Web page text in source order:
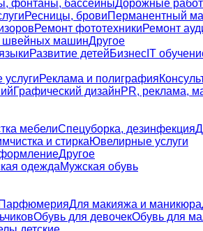
фонтаны, бассейныДорожные
Ресницы, бровиПерманентный
Ремонт фототехникиРемонт
швейных машинДругое
Развитие детейБизнес IT
Реклама и полиграфия
Графический дизайнPR, реклама,
мебелиСпецуборка, дезинфекция
и стиркаЮвелирные услуги
Другое
одеждаМужская обувь
ПарфюмерияДля макияжа и маникюра
Обувь для девочекОбувь для